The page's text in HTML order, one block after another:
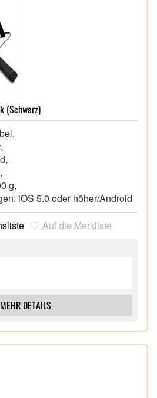
(Schwarz)
g,
iOS 5.0 oder höher/Android
Auf die Merkliste
MEHR DETAILS